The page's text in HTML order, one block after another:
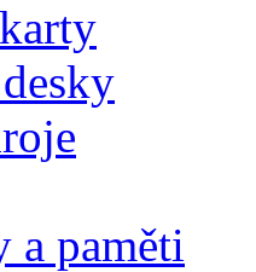
a paměti